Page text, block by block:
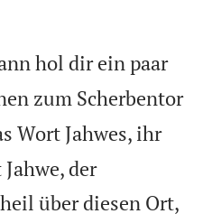
hol dir ein paar
zum Scherbentor
Wort Jahwes, ihr
der
über diesen Ort,